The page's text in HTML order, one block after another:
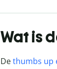
Wat is
Dethumbs up